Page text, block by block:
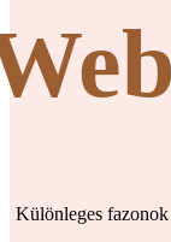
Különleges